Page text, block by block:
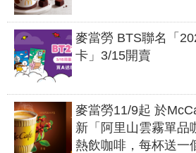
麥當勞 BTS聯名「
卡」3/15開賣
麥當勞11/9起 於
新「阿里山雲霧單品
熱飲咖啡，每杯送一